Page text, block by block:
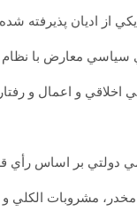
يکي از اديان
معارض با نظام
اخلاقي و اعمال و
دولتي بر اساس رأي
مشروبات الکلي و